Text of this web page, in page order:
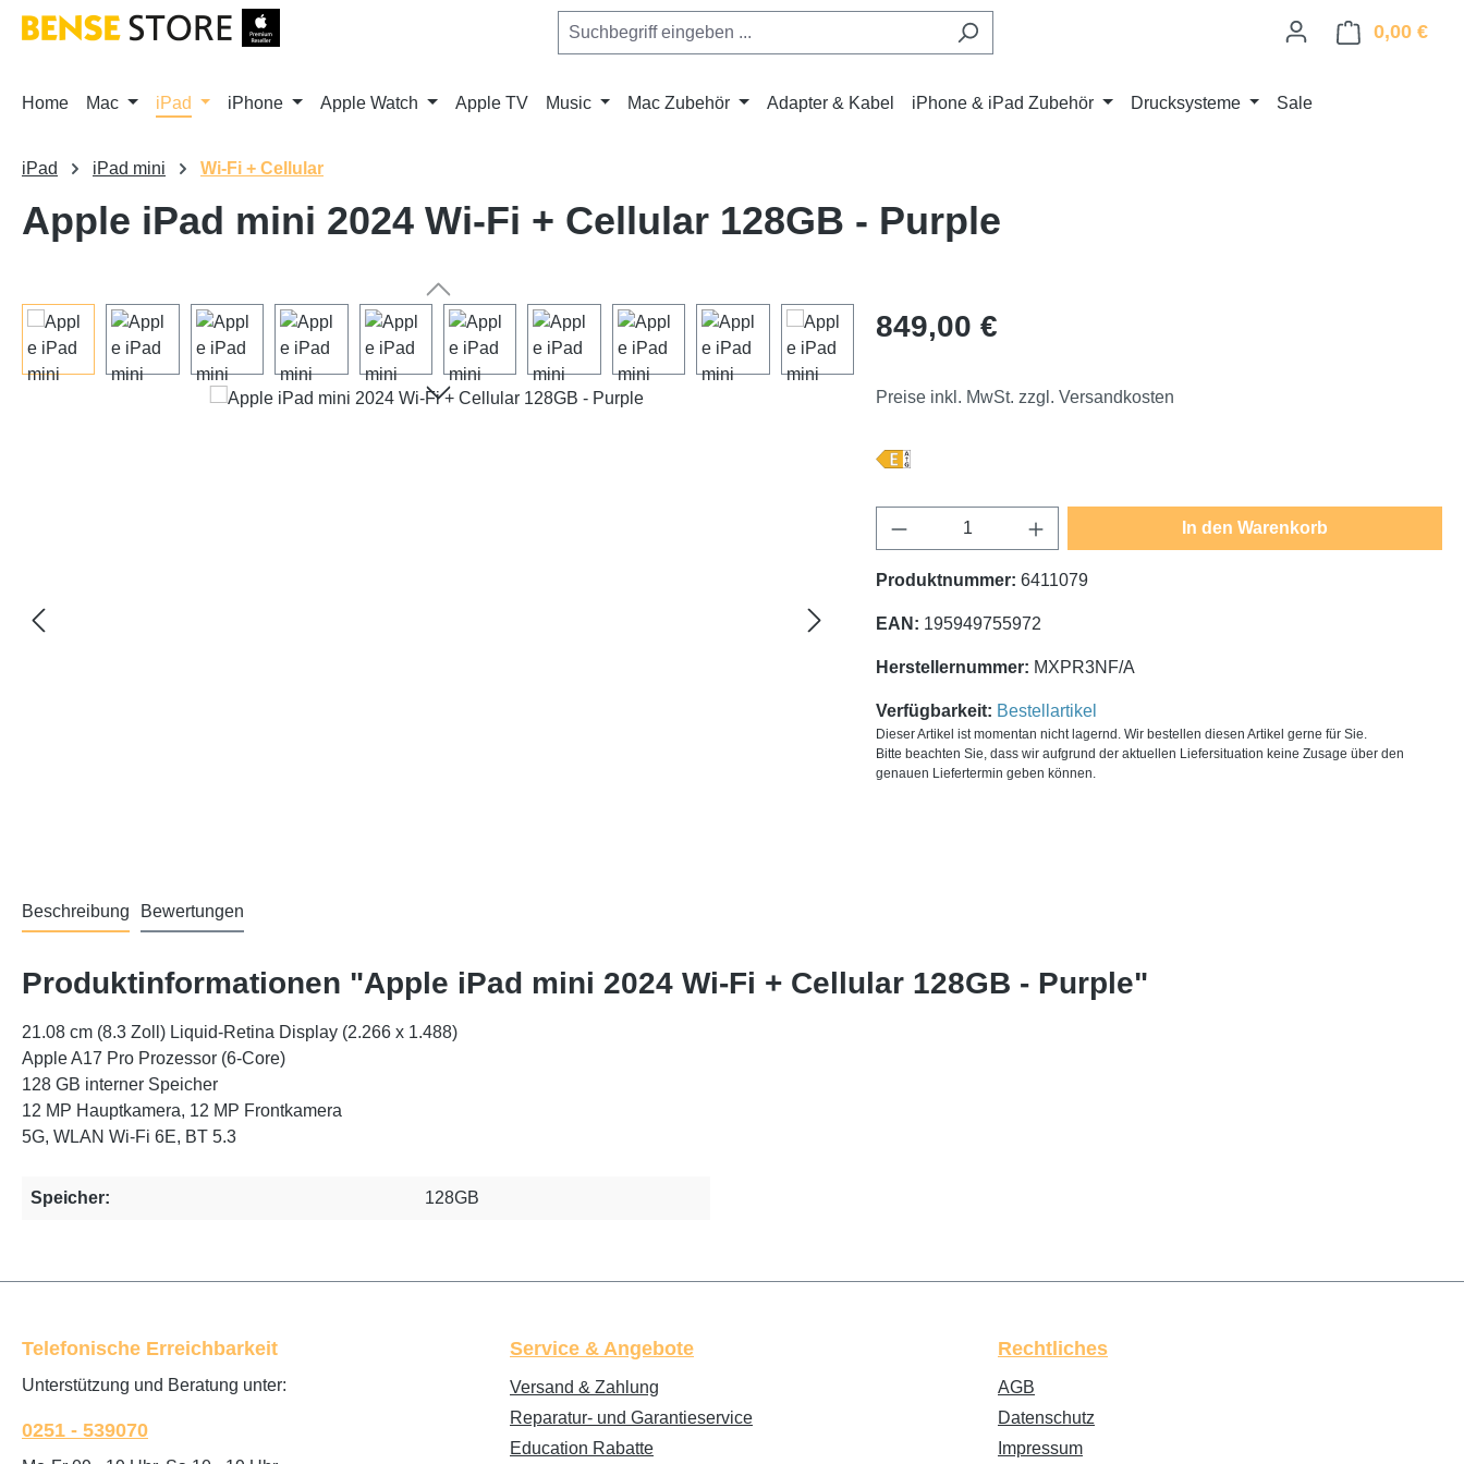
Hauptinhalt springen
Zur Suche springen
Zur Hauptnavigation springen 0,00 €
Home Mac iPad iPhone Apple Watch Apple TV Music Mac Zubehör Adapter & Kabel iPhone & iPad Zubehör Drucksysteme Sale
iPad iPad mini Wi-Fi + Cellular
Apple iPad mini 2024 Wi-Fi + Cellular 128GB - Purple
Bildergalerie überspringen Regulärer Preis:
849,00 €
Preise inkl. MwSt. zzgl. Versandkosten
Produkt Anzahl: Gib den gewünschten Wert ein
In den Warenkorb
Produktnummer: 6411079
EAN: 195949755972
Herstellernummer: MXPR3NF/A
Verfügbarkeit: Bestellartikel
Dieser Artikel ist momentan nicht lagernd. Wir bestellen diesen Artikel gerne für Sie.
Bitte beachten Sie, dass wir aufgrund der aktuellen Liefersituation keine Zusage über den
genauen Liefertermin geben können.
Beschreibung Bewertungen
Produktinformationen "Apple iPad mini 2024 Wi-Fi + Cellular 128GB - Purple"
21.08 cm (8.3 Zoll) Liquid-Retina Display (2.266 x 1.488)
Apple A17 Pro Prozessor (6-Core)
128 GB interner Speicher
12 MP Hauptkamera, 12 MP Frontkamera
5G, WLAN Wi-Fi 6E, BT 5.3
Speicher: 128GB
Telefonische Erreichbarkeit
Unterstützung und Beratung unter:
0251 - 539070
Service & Angebote
Versand & Zahlung
Reparatur- und Garantieservice
Education Rabatte
Rechtliches
AGB
Datenschutz
Impressum